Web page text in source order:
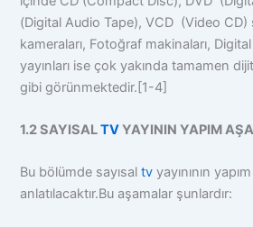
(Digital Audio Tape), VCD (Video CD)
kameraları, Fotoğraf makinaları,
yayınları ise çok yakında tamamen
gibi görünmektedir.[1-4]
1.2 SAYISALTVYAYININ YAPIM
Bu bölümde sayısaltv yayınının
anlatılacaktır.Bu aşamalar şunlardır: